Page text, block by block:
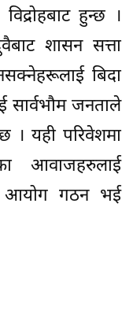
हुन्छ ।
शासन सत्ता
बिदा
सार्वभौम जनताले
। यही परिवेशमा
आवाजहरुलाई
आयोग गठन भई